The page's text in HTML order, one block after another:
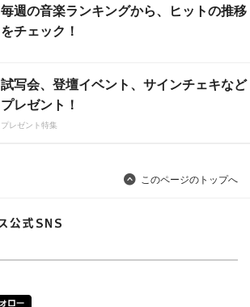
毎週の音楽ランキングから、ヒットの推移
をチェック！
試写会、登壇イベント、サインチェキなど
プレゼント！
プレゼント特集
このページのトップへ